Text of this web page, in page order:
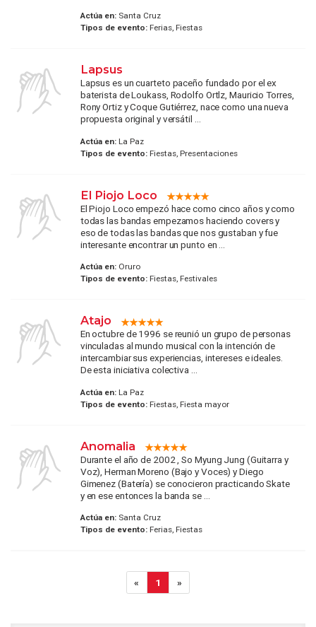
Actúa en:Santa Cruz
Tipos de evento:Ferias, Fiestas
Lapsus
Lapsus es un cuarteto paceño fundado por el ex
baterista de Loukass, Rodolfo Ortlz, Mauricio Torres,
Rony Ortiz y Coque Gutiérrez, nace como una nueva
propuesta original y versátil ...
Actúa en:La Paz
Tipos de evento:Fiestas, Presentaciones
El Piojo Loco
El Piojo Loco empezó hace como cinco años y como
todas las bandas empezamos haciendo covers y
eso de todas las bandas que nos gustaban y fue
interesante encontrar un punto en ...
Actúa en:Oruro
Tipos de evento:Fiestas, Festivales
Atajo
En octubre de 1996 se reunió un grupo de personas
vinculadas al mundo musical con la intención de
intercambiar sus experiencias, intereses e ideales.
De esta iniciativa colectiva ...
Actúa en:La Paz
Tipos de evento:Fiestas, Fiesta mayor
Anomalia
Durante el año de 2002 , So Myung Jung (Guitarra y
Voz), Herman Moreno (Bajo y Voces) y Diego
Gimenez (Batería) se conocieron practicando Skate
y en ese entonces la banda se ...
Actúa en:Santa Cruz
Tipos de evento:Ferias, Fiestas
« 1 »